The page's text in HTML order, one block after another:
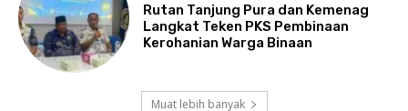
Rutan Tanjung Pura dan Kemenag
Langkat Teken PKS Pembinaan
Kerohanian Warga Binaan
Muat lebih banyak